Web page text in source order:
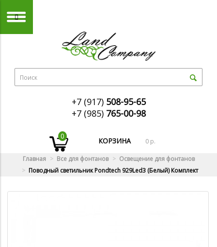
+7 (917) 508-95-65
+7 (985) 765-00-98
0
КОРЗИНА 0 р.
Главная Все для фонтанов
Освещение для фонтанов
Поводный светильник Pondtech 929Led3 (Белый) Комплект